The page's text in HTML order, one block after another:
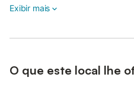
4 pessoas.
Também está disponível um
Exibir mais
O que este local lhe